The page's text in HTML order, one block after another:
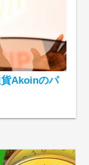
貨Akoinのパ